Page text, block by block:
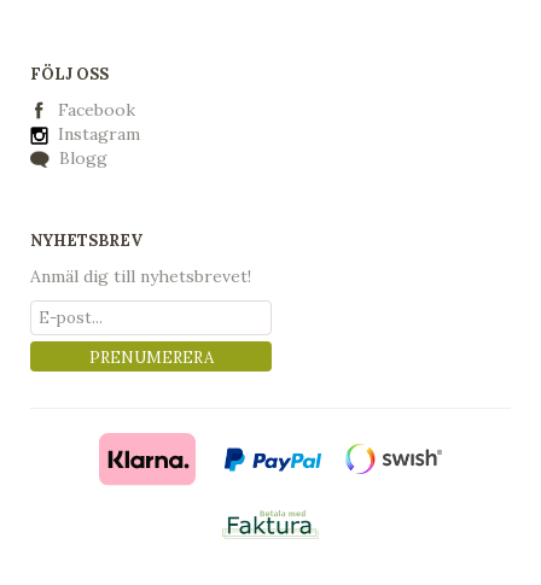
FÖLJ OSS
Facebook
Instagram
Blogg
NYHETSBREV
Anmäl dig till nyhetsbrevet!
PRENUMERERA